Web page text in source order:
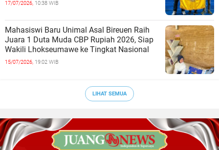
17/07/2026, 10:38 WIB
Mahasiswi Baru Unimal Asal Bireuen Raih
Juara 1 Duta Muda CBP Rupiah 2026, Siap
Wakili Lhokseumawe ke Tingkat Nasional
15/07/2026, 19:02 WIB
LIHAT SEMUA